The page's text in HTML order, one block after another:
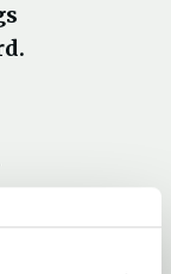
har fått en
fägård